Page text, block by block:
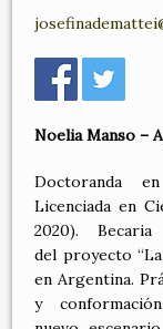
Noelia Manso –
Doctoranda
Licenciada en
2020).
del proyecto
en Argentina.
y